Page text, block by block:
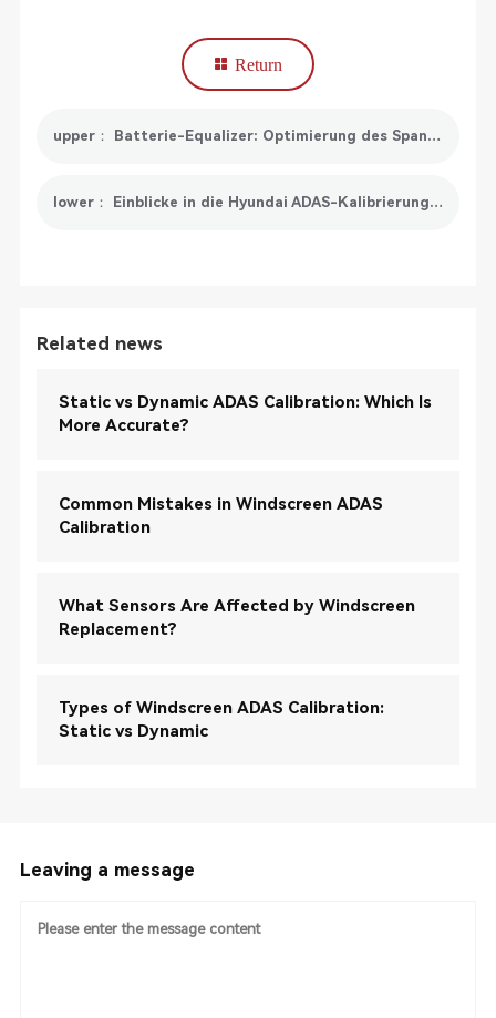
Return
upper： Batterie-Equalizer: Optimierung des Spannungsausgleichs für lang anhaltende Leistung
lower： Einblicke in die Hyundai ADAS-Kalibrierung: Verbesserung von Sicherheit und Leistung
Related news
Static vs Dynamic ADAS Calibration: Which Is
More Accurate?
Common Mistakes in Windscreen ADAS
Calibration
What Sensors Are Affected by Windscreen
Replacement?
Types of Windscreen ADAS Calibration:
Static vs Dynamic
Leaving a message